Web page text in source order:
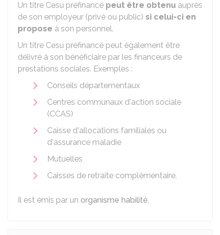
Un titre Cesu préfinancé peut être obtenu auprès
de son employeur (privé ou public) si celui-ci en
propose à son personnel.
Un titre Cesu préfinancé peut également être
délivré à son bénéficiaire par les financeurs de
prestations sociales. Exemples :
Conseils départementaux
Centres communaux d'action sociale
(CCAS)
Caisse d'allocations familiales ou
d'assurance maladie
Mutuelles
Caisses de retraite complémentaire.
Il est émis par un organisme habilité.